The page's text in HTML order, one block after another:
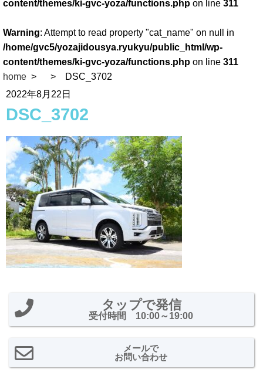
content/themes/ki-gvc-yoza/functions.php on line 311
Warning: Attempt to read property "cat_name" on null in
/home/gvc5/yozajidousya.ryukyu/public_html/wp-
content/themes/ki-gvc-yoza/functions.php on line 311
home
DSC_3702
2022年8月22日
DSC_3702
タップで発信
受付時間 10:00～19:00
メールで
お問い合わせ